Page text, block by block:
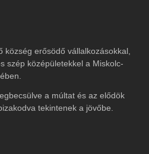
község erősödő vállalkozásokkal,
szép középületekkel a Miskolc-
a múltat és az elődök
tekintenek a jövőbe.